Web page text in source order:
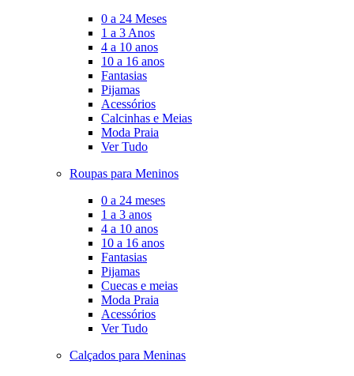
0 a 24 Meses
1 a 3 Anos
4 a 10 anos
10 a 16 anos
Fantasias
Pijamas
Acessórios
Calcinhas e Meias
Moda Praia
Ver Tudo
Roupas para Meninos
0 a 24 meses
1 a 3 anos
4 a 10 anos
10 a 16 anos
Fantasias
Pijamas
Cuecas e meias
Moda Praia
Acessórios
Ver Tudo
Calçados para Meninas